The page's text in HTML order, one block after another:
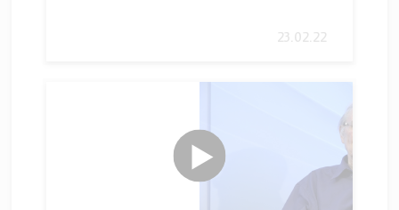
23.02.22